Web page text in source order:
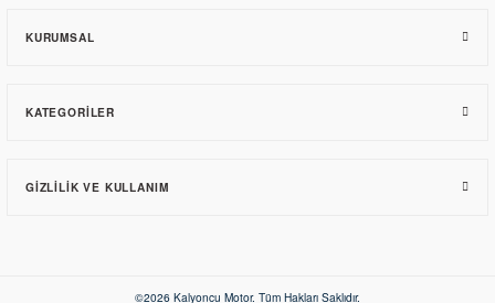
KURUMSAL
KATEGORILER
GIZLILIK VE KULLANIM
©2026 Kalyoncu Motor. Tüm Hakları Saklıdır.